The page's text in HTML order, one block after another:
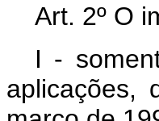
Art. 2º O
I -
aplicações,